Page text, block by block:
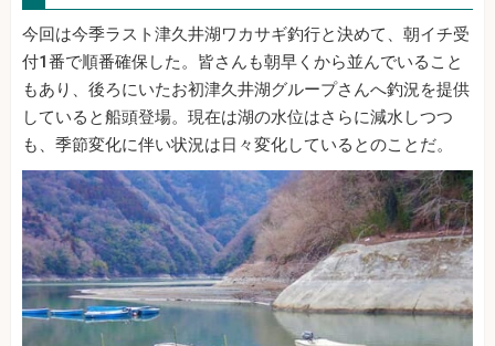
今回は今季ラスト津久井湖ワカサギ釣行と決めて、朝イチ受
付1番で順番確保した。皆さんも朝早くから並んでいること
もあり、後ろにいたお初津久井湖グループさんへ釣況を提供
していると船頭登場。現在は湖の水位はさらに減水しつつ
も、季節変化に伴い状況は日々変化しているとのことだ。